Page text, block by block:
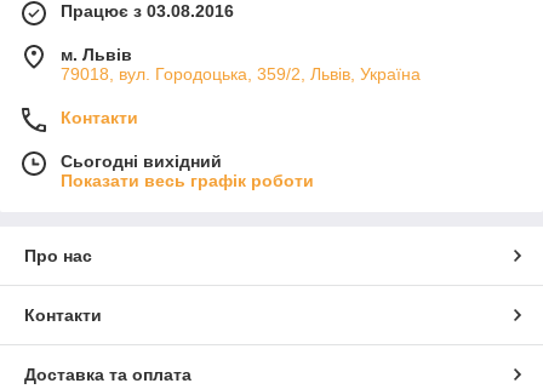
Працює з 03.08.2016
м. Львів
79018, вул. Городоцька, 359/2, Львів, Україна
Контакти
Сьогодні вихідний
Показати весь графік роботи
Про нас
Контакти
Доставка та оплата